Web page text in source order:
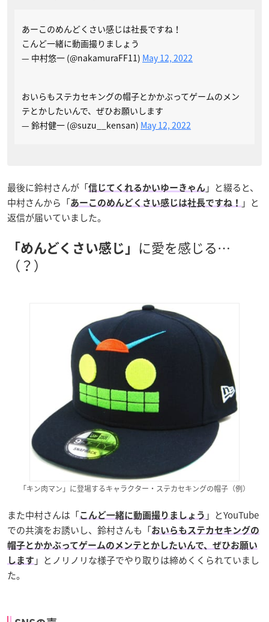
あーこのめんどくさい感じは社長ですね！
こんど一緒に動画撮りましょう
— 中村悠一 (@nakamuraFF11) May 12, 2022
おいらもステカセキングの帽子とかかぶってゲームのメン
テとかしたいんで、ぜひお願いします
— 鈴村健一 (@suzu__kensan) May 12, 2022
最後に鈴村さんが「信じてくれるかいゆーきゃん 」と綴ると、
中村さんから「あーこのめんどくさい感じは社長ですね！
」と
返信が届いていました。
「めんどくさい感じ」 に愛を感じる…
（？）
「キン肉マン」に登場するキャラクター・ステカセキングの帽子（例）
また中村さんは「こんど一緒に動画撮りましょう 」とYouTube
での共演をお誘いし、鈴村さんも「おいらもステカセキングの
帽子とかかぶってゲームのメンテとかしたいんで、ぜひお願い
します 」とノリノリな様子でやり取りは締めくくられていまし
た。